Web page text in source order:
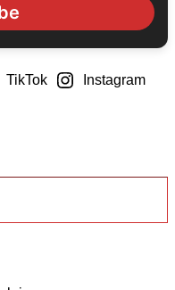
TikTok
Instagram